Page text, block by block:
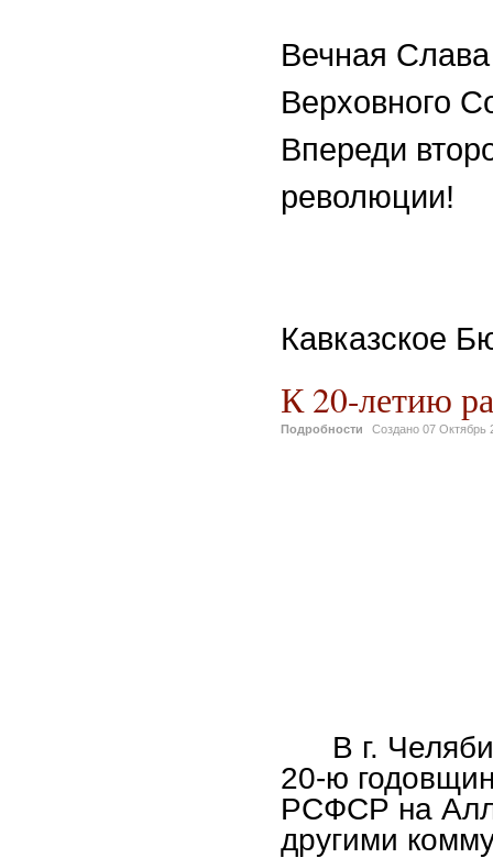
Вечная
Верховного
Впереди
революции!
Кавказское
К 20-летию
Подробности Создано 07 Октябрь
В г.
20-ю
РСФСР на
другими